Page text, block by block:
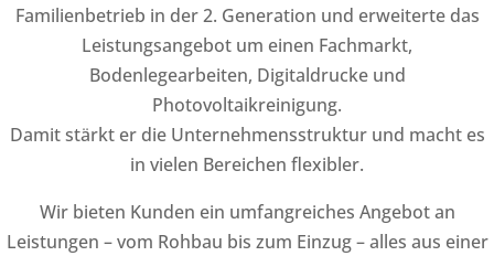
Familienbetrieb in der 2. Generation und erweiterte das
Leistungsangebot um einen Fachmarkt,
Bodenlegearbeiten, Digitaldrucke und
Photovoltaikreinigung.
Damit stärkt er die Unternehmensstruktur und macht es
in vielen Bereichen flexibler.
Wir bieten Kunden ein umfangreiches Angebot an
Leistungen – vom Rohbau bis zum Einzug – alles aus einer